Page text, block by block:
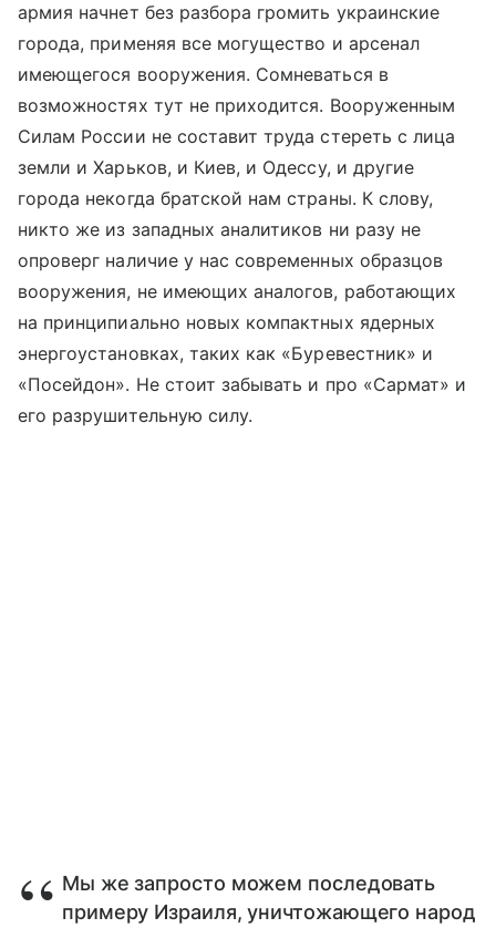
армия начнет без разбора громить украинские
города, применяя все могущество и арсенал
имеющегося вооружения. Сомневаться в
возможностях тут не приходится. Вооруженным
Силам России не составит труда стереть с лица
земли и Харьков, и Киев, и Одессу, и другие
города некогда братской нам страны. К слову,
никто же из западных аналитиков ни разу не
опроверг наличие у нас современных образцов
вооружения, не имеющих аналогов, работающих
на принципиально новых компактных ядерных
энергоустановках, таких как «Буревестник» и
«Посейдон». Не стоит забывать и про «Сармат» и
его разрушительную силу.
Мы же запросто можем последовать
примеру Израиля, уничтожающего народ